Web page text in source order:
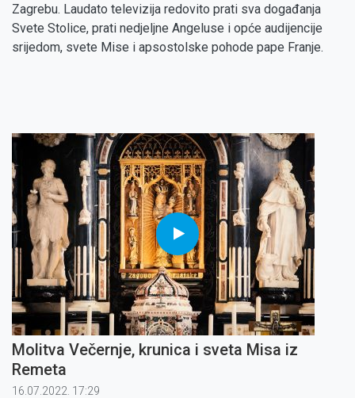
Zagrebu. Laudato televizija redovito prati sva događanja
Svete Stolice, prati nedjeljne Angeluse i opće audijencije
srijedom, svete Mise i apsostolske pohode pape Franje.
Molitva Večernje, krunica i sveta Misa iz
Remeta
16.07.2022. 17:29